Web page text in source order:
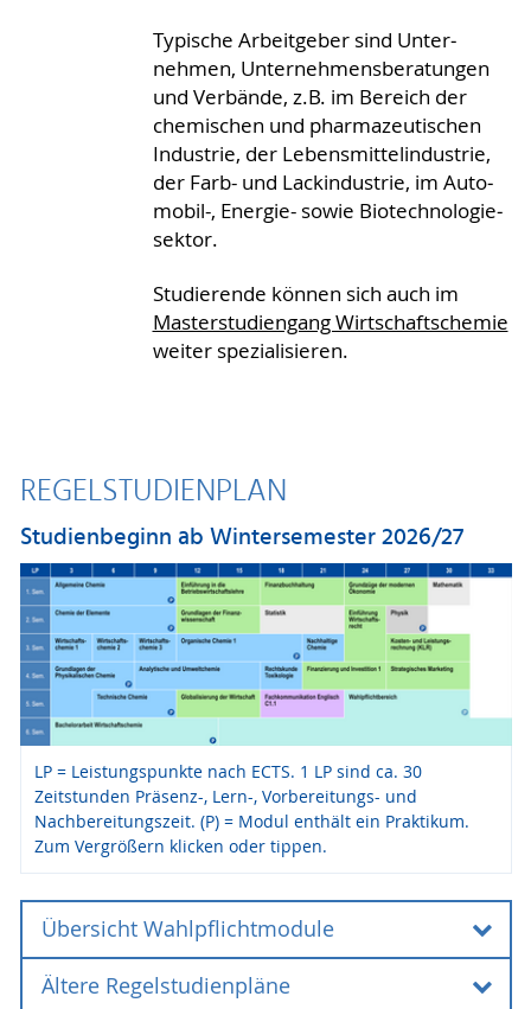
Typische Arbeitgeber sind Unter­
nehmen, Unter­nehmens­bera­tungen
und Verbände, z.B. im Bereich der
chemi­schen und pharma­zeutischen
Industrie, der Lebens­mittel­industrie,
der Farb- und Lack­industrie, im Auto­
mobil-, Energie- sowie Bio­techno­logie­
sektor.
Studierende können sich auch im
Master­studien­gang Wirt­schafts­chemie
weiter spe­ziali­sieren.
REGELSTUDIENPLAN
Studienbeginn ab Wintersemester 2026/27
LP = Leistungspunkte nach ECTS. 1 LP sind ca. 30
Zeitstunden Präsenz-, Lern-, Vorbereitungs- und
Nachbereitungszeit. (P) = Modul enthält ein Praktikum.
Zum Vergrößern klicken oder tippen.
Übersicht Wahlpflichtmodule
BWL/VWL
Ältere Regelstudienpläne